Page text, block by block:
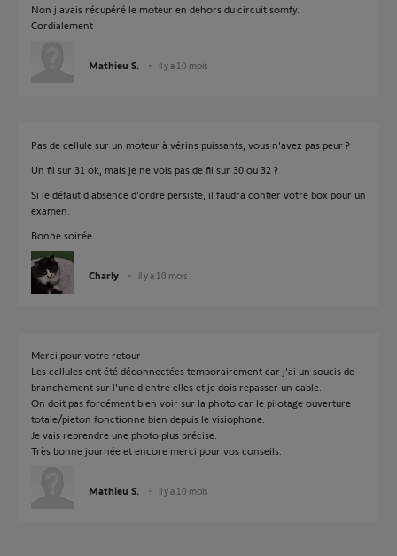
Non j'avais récupéré le moteur en dehors du circuit somfy.
Cordialement
Mathieu S. il y a 10 mois
Pas de cellule sur un moteur à vérins puissants, vous n'avez pas peur ?
Un fil sur 31 ok, mais je ne vois pas de fil sur 30 ou 32 ?
Si le défaut d'absence d'ordre persiste, il faudra confier votre box pour un
examen.
Bonne soirée
Charly il y a 10 mois
Merci pour votre retour
Les cellules ont été déconnectées temporairement car j'ai un soucis de
branchement sur l'une d'entre elles et je dois repasser un cable.
On doit pas forcément bien voir sur la photo car le pilotage ouverture
totale/pieton fonctionne bien depuis le visiophone.
Je vais reprendre une photo plus précise.
Très bonne journée et encore merci pour vos conseils.
Mathieu S. il y a 10 mois